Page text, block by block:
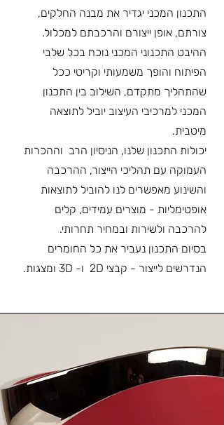
התכנון המכני יגדיר את מבנה החלקים,
צורתם, אופן ייצורם והרכבתם למכלול.
ההיבט התכנוני המכני נוכח בכל שלבי
הפיתוח והופך משמעותי וקריטי ככל
שהתהליך מתקדם, השילוב בין התכנון
המכני למרכיבי העיצוב יוביל לתוצאה
מיטבית.
יכולות התכנון שלנו, הניסיון הרב וההכרות
העמוקה עם תהליכי הייצור, ההרכבה
והשינוע מאפשרים לנו להוביל לתוצאות
אופטימליות - מוצרים עמידים, קלים
להרכבה ולשירות ובמחיר תחרותי.
בסיום התכנון נעביר את כל החומרים
הנדרשים לייצור - קבצי 2D ו- 3D ומצגות.